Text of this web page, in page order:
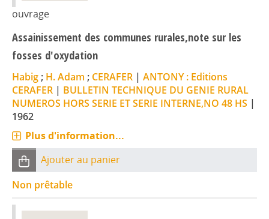
ouvrage
Assainissement des communes rurales,note sur les
fosses d'oxydation
Habig; H. Adam ; CERAFER | ANTONY : Editions
CERAFER | BULLETIN TECHNIQUE DU GENIE RURAL
NUMEROS HORS SERIE ET SERIE INTERNE,NO 48 HS |
1962
Plus d'information...
Ajouter au panier
Non prêtable